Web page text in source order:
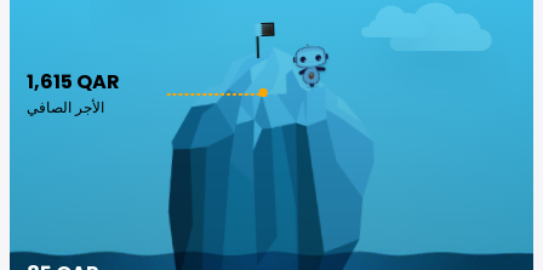
1,615 QAR
الأجر الصافي